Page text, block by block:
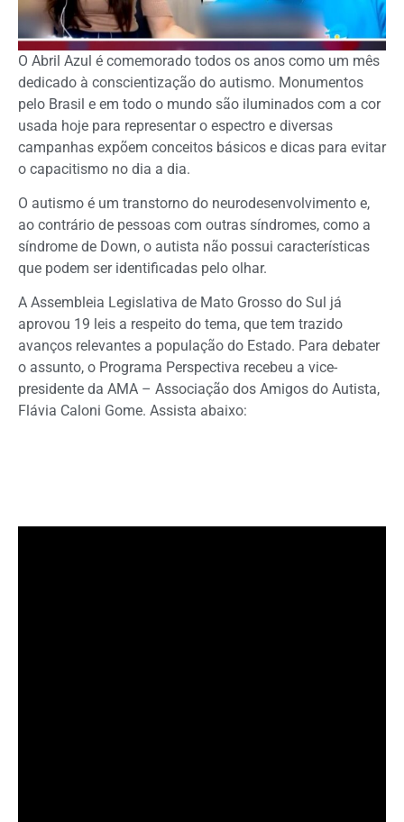
O Abril Azul é comemorado todos os anos como um mês
dedicado à conscientização do autismo. Monumentos
pelo Brasil e em todo o mundo são iluminados com a cor
usada hoje para representar o espectro e diversas
campanhas expõem conceitos básicos e dicas para evitar
o capacitismo no dia a dia.
O autismo é um transtorno do neurodesenvolvimento e,
ao contrário de pessoas com outras síndromes, como a
síndrome de Down, o autista não possui características
que podem ser identificadas pelo olhar.
A Assembleia Legislativa de Mato Grosso do Sul já
aprovou 19 leis a respeito do tema, que tem trazido
avanços relevantes a população do Estado. Para debater
o assunto, o Programa Perspectiva recebeu a vice-
presidente da AMA – Associação dos Amigos do Autista,
Flávia Caloni Gome. Assista abaixo: